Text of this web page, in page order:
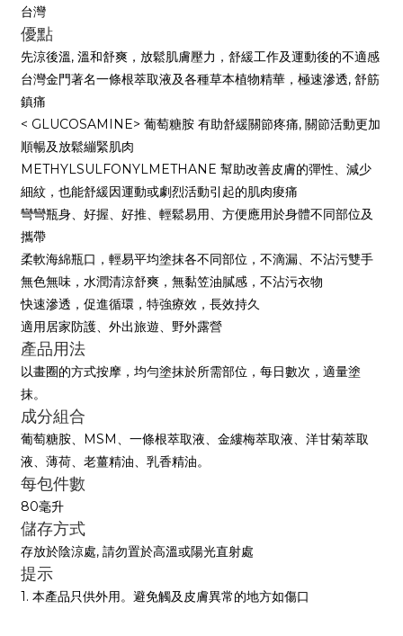
台灣
優點
先涼後溫, 溫和舒爽，放鬆肌膚壓力，舒緩工作及運動後的不適感
台灣金門著名一條根萃取液及各種草本植物精華，極速滲透, 舒筋
鎮痛
< GLUCOSAMINE> 葡萄糖胺 有助舒緩關節疼痛, 關節活動更加
順暢及放鬆繃緊肌肉
METHYLSULFONYLMETHANE 幫助改善皮膚的彈性、減少
細紋，也能舒緩因運動或劇烈活動引起的肌肉痠痛
彎彎瓶身、好握、好推、輕鬆易用、方便應用於身體不同部位及
攜帶
柔軟海綿瓶口，輕易平均塗抹各不同部位，不滴漏、不沾污雙手
無色無味，水潤清涼舒爽，無黏笠油膩感，不沾污衣物
快速滲透，促進循環，特強療效，長效持久
適用居家防護、外出旅遊、野外露營
產品用法
以畫圈的方式按摩，均勻塗抹於所需部位，每日數次，適量塗
抹。
成分組合
葡萄糖胺、MSM、一條根萃取液、金縷梅萃取液、洋甘菊萃取
液、薄荷、老薑精油、乳香精油。
每包件數
80毫升
儲存方式
存放於陰涼處, 請勿置於高溫或陽光直射處
提示
1. 本產品只供外用。避免觸及皮膚異常的地方如傷口